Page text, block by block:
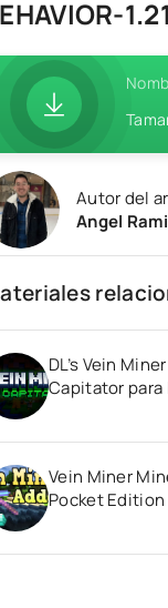
Autor del
Angel
DL’s Vein
Capitator
Vein Miner
Pocket Edition